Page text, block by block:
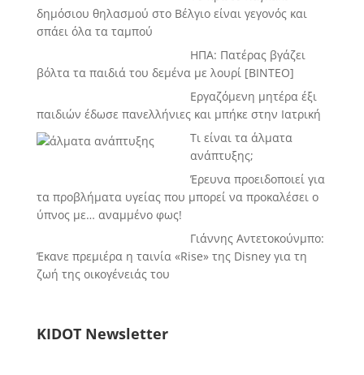
δημόσιου θηλασμού στο Βέλγιο είναι γεγονός και
σπάει όλα τα ταμπού
ΗΠΑ: Πατέρας βγάζει
βόλτα τα παιδιά του δεμένα με λουρί [BINTEO]
Εργαζόμενη μητέρα έξι
παιδιών έδωσε πανελλήνιες και μπήκε στην Ιατρική
Τι είναι τα άλματα
ανάπτυξης;
Έρευνα προειδοποιεί για
τα προβλήματα υγείας που μπορεί να προκαλέσει ο
ύπνος με… αναμμένο φως!
Γιάννης Αντετοκούνμπο:
Έκανε πρεμιέρα η ταινία «Rise» της Disney για τη
ζωή της οικογένειάς του
KIDOT Newsletter